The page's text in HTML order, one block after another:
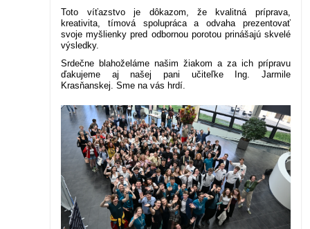
Toto víťazstvo je dôkazom, že kvalitná príprava,
kreativita, tímová spolupráca a odvaha prezentovať
svoje myšlienky pred odbornou porotou prinášajú skvelé
výsledky.
Srdečne blahoželáme našim žiakom a za ich prípravu
ďakujeme aj našej pani učiteľke Ing. Jarmile
Krasňanskej. Sme na vás hrdí.